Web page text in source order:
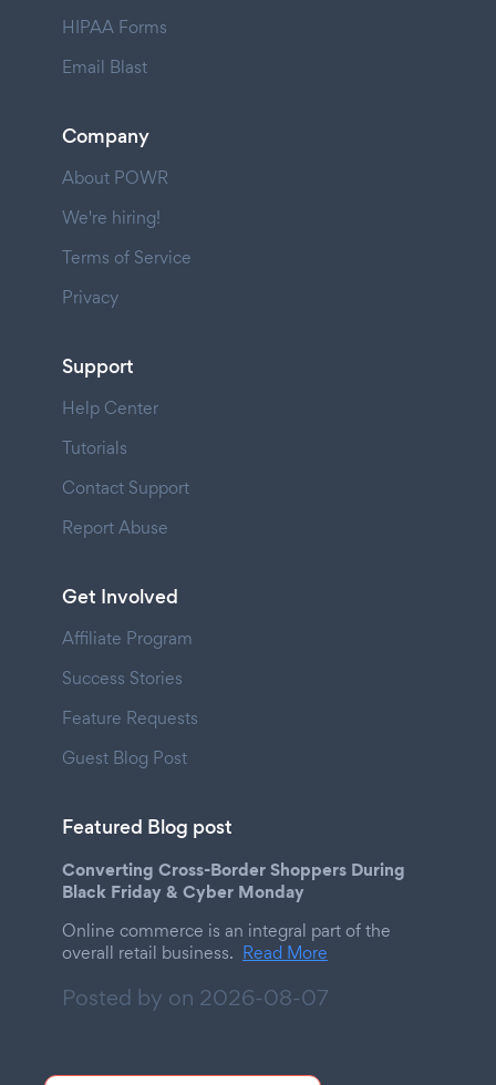
HIPAA Forms
Email Blast
Company
About POWR
We're hiring!
Terms of Service
Privacy
Support
Help Center
Tutorials
Contact Support
Report Abuse
Get Involved
Affiliate Program
Success Stories
Feature Requests
Guest Blog Post
Featured Blog post
Converting Cross-Border Shoppers During
Black Friday & Cyber Monday
Online commerce is an integral part of the
overall retail business. Read More
Posted by on 2026-08-07